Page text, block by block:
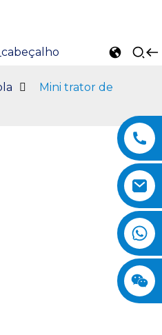
Mini trator de